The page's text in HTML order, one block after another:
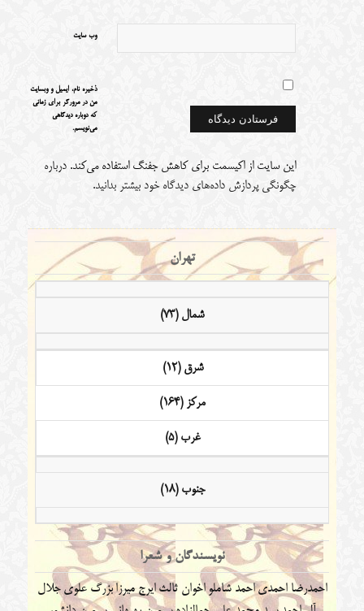
وب‌ سایت
ذخیره نام، ایمیل و وبسایت
من در مرورگر برای زمانی
که دوباره دیدگاهی
می‌نویسم.
این سایت از اکیسمت برای کاهش جفنگ استفاده می‌کند. درباره
چگونگی پردازش داده‌های دیدگاه خود بیشتر بدانید.
تهران
شمال (73)
شرق (12)
مرکز (164)
غرب (5)
جنوب (18)
نویسندگان و شعرا
احمدرضا احمدیاحمد شاملو اخوان ثالثایرج میرزابزرگ علوی جلال